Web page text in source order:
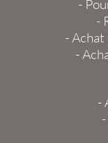
-
-
-
-
-
-